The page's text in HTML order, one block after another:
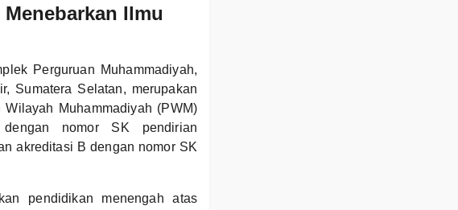
Ilmu
Perguruan Muhammadiyah,
Sumatera Selatan, merupakan
Muhammadiyah (PWM)
nomor SK pendirian
akreditasi B dengan nomor SK
pendidikan menengah atas